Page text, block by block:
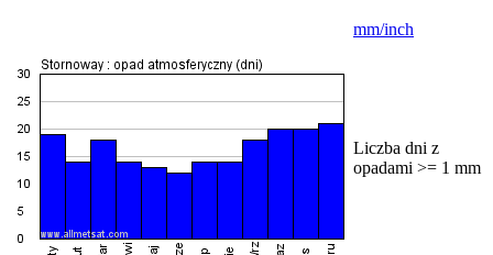
mm/inch
Liczba dni z
opadami >= 1 mm